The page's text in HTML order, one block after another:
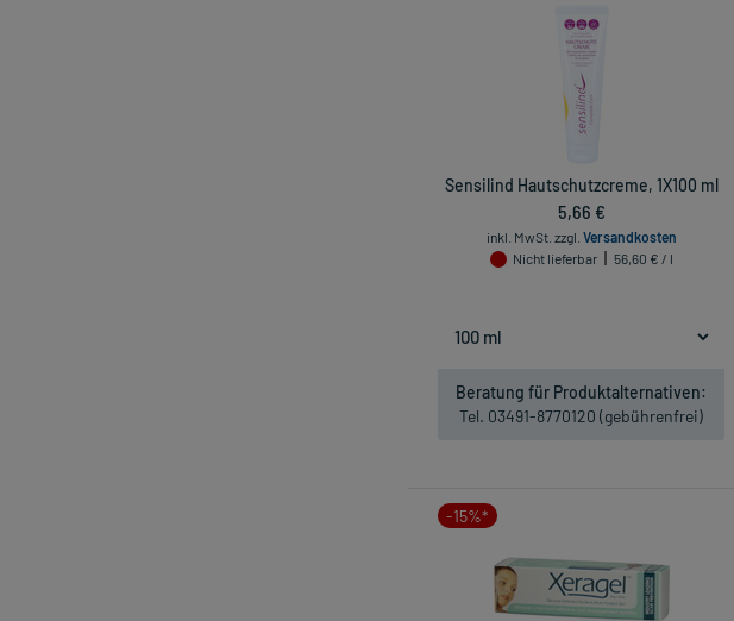
Sensilind Hautschutzcreme, 1X100 ml
5,66 €
inkl. MwSt. zzgl. Versandkosten
Nicht lieferbar
56,60 € / l
Beratung für Produktalternativen:
Tel. 03491-8770120 (gebührenfrei)
-15%*